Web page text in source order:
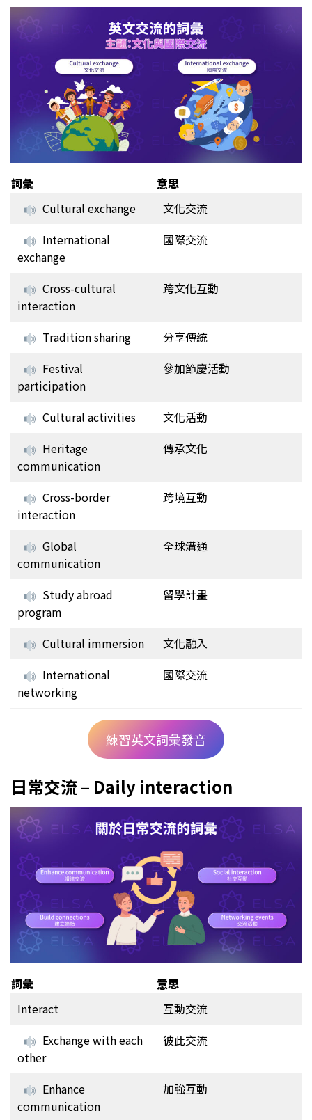
詞彙
意思
Cultural exchange
文化交流
International
exchange
國際交流
Cross-cultural
interaction
跨文化互動
Tradition sharing
分享傳統
Festival
participation
參加節慶活動
Cultural activities
文化活動
Heritage
communication
傳承文化
Cross-border
interaction
跨境互動
Global
communication
全球溝通
Study abroad
program
留學計畫
Cultural immersion
文化融入
International
networking
國際交流
練習英文詞彙發音
日常交流 – Daily interaction
詞彙
意思
Interact
互動交流
Exchange with each
other
彼此交流
Enhance
communication
加強互動